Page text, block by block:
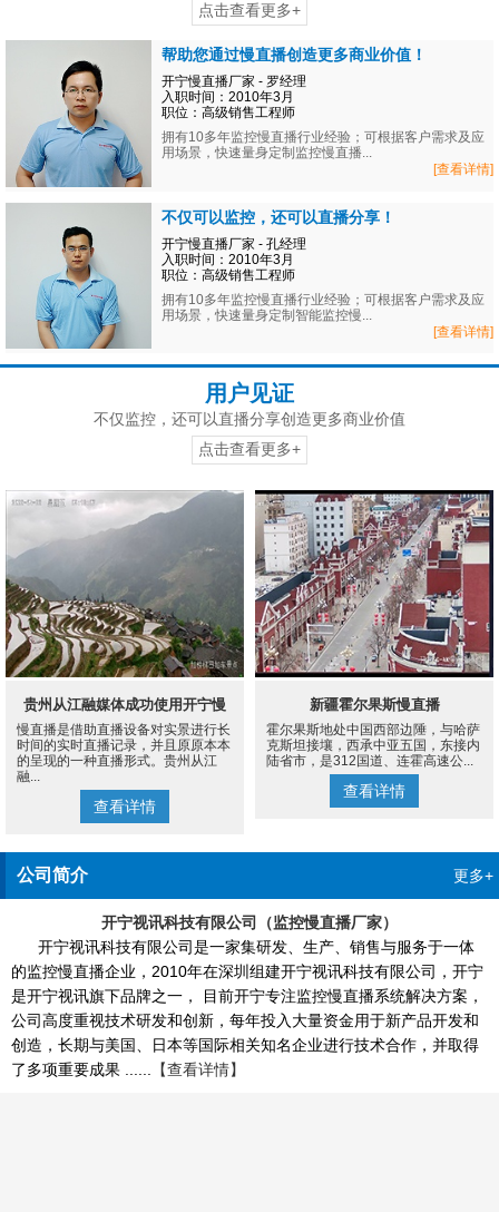
点击查看更多+
帮助您通过慢直播创造更多商业价值！
开宁慢直播厂家 - 罗经理
入职时间：2010年3月
职位：高级销售工程师
拥有10多年监控慢直播行业经验；可根据客户需求及应
用场景，快速量身定制监控慢直播...
[查看详情]
不仅可以监控，还可以直播分享！
开宁慢直播厂家 - 孔经理
入职时间：2010年3月
职位：高级销售工程师
拥有10多年监控慢直播行业经验；可根据客户需求及应
用场景，快速量身定制智能监控慢...
[查看详情]
用户见证
不仅监控，还可以直播分享创造更多商业价值
点击查看更多+
贵州从江融媒体成功使用开宁慢
直播设备案例
慢直播是借助直播设备对实景进行长
时间的实时直播记录，并且原原本本
的呈现的一种直播形式。贵州从江
融...
查看详情
新疆霍尔果斯慢直播
霍尔果斯地处中国西部边陲，与哈萨
克斯坦接壤，西承中亚五国，东接内
陆省市，是312国道、连霍高速公...
查看详情
公司简介 更多+
开宁视讯科技有限公司（监控慢直播厂家）
开宁视讯科技有限公司是一家集研发、生产、销售与服务于一体
的监控慢直播企业，2010年在深圳组建开宁视讯科技有限公司，开宁
是开宁视讯旗下品牌之一， 目前开宁专注监控慢直播系统解决方案，
公司高度重视技术研发和创新，每年投入大量资金用于新产品开发和
创造，长期与美国、日本等国际相关知名企业进行技术合作，并取得
了多项重要成果 ......
【查看详情】